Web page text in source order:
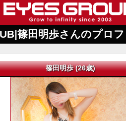
篠田明歩さんのプロ
篠田明歩 (26歳)